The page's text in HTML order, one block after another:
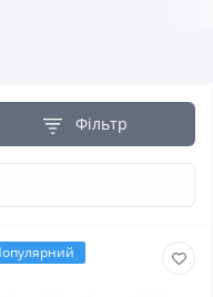
Фільтр